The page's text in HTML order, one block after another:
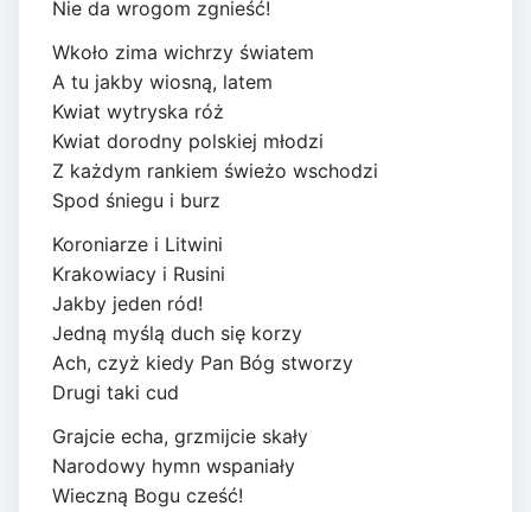
Nie da wrogom zgnieść!
Wkoło zima wichrzy światem
A tu jakby wiosną, latem
Kwiat wytryska róż
Kwiat dorodny polskiej młodzi
Z każdym rankiem świeżo wschodzi
Spod śniegu i burz
Koroniarze i Litwini
Krakowiacy i Rusini
Jakby jeden ród!
Jedną myślą duch się korzy
Ach, czyż kiedy Pan Bóg stworzy
Drugi taki cud
Grajcie echa, grzmijcie skały
Narodowy hymn wspaniały
Wieczną Bogu cześć!